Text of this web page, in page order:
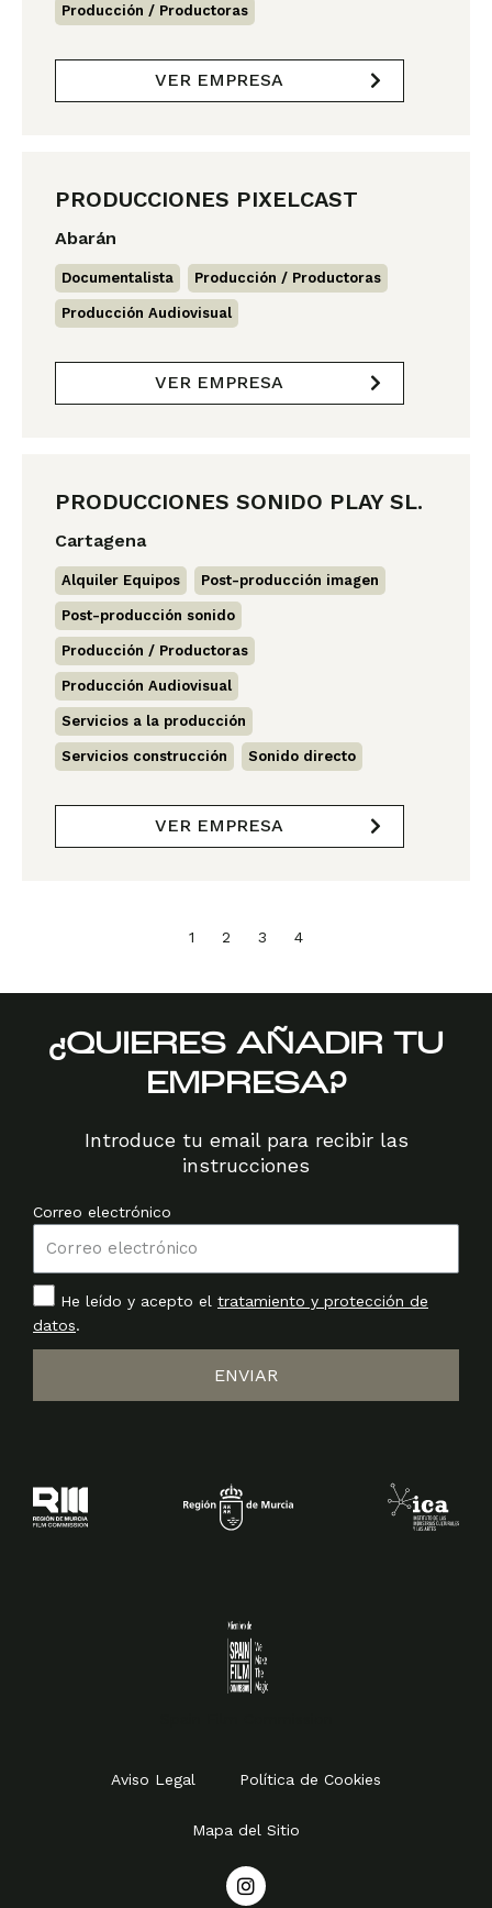
Producción / Productoras
VER EMPRESA
PRODUCCIONES PIXELCAST
Abarán
Documentalista Producción / Productoras
Producción Audiovisual
VER EMPRESA
PRODUCCIONES SONIDO PLAY SL.
Cartagena
Alquiler Equipos Post-producción imagen
Post-producción sonido
Producción / Productoras
Producción Audiovisual
Servicios a la producción
Servicios construcción Sonido directo
VER EMPRESA
1 2 3 4
¿QUIERES AÑADIR TU
EMPRESA?
Introduce tu email para recibir las
instrucciones
Correo electrónico
He leído y acepto el tratamiento y protección de
datos.
ENVIAR
Aviso Legal Política de Cookies
Mapa del Sitio
I
n